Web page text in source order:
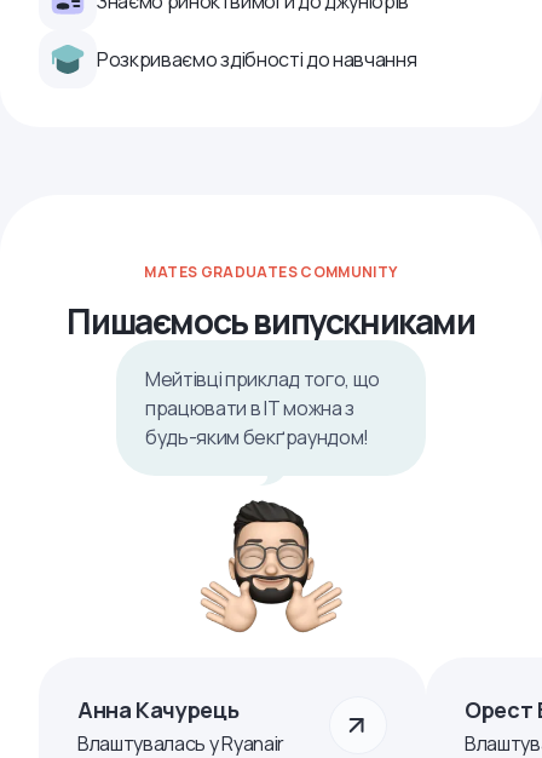
Розкриваємо здібності до навчання
MATES GRADUATES COMMUNITY
Пишаємось випускниками
Мейтівці приклад того, що
працювати в ІТ можна з
будь-яким бекґраундом!
Анна Качурець
Влаштувалась у Ryanair
Орест